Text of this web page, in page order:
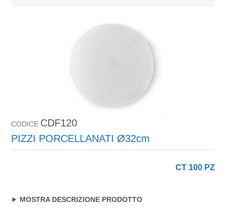
CODICE CDF120
PIZZI PORCELLANATI Ø32cm
CT 100 PZ
MOSTRA DESCRIZIONE PRODOTTO